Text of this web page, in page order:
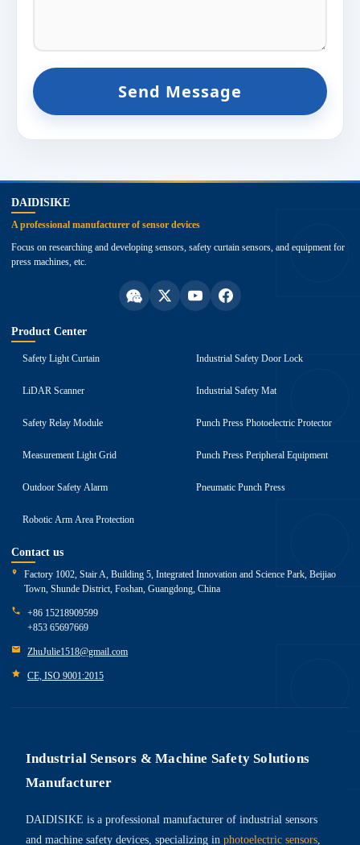
Send Message
DAIDISIKE
A professional manufacturer of sensor devices
Focus on researching and developing sensors, safety curtain sensors, and equipment for
press machines, etc.
Product Center
Safety Light Curtain
LiDAR Scanner
Safety Relay Module
Measurement Light Grid
Outdoor Safety Alarm
Robotic Arm Area Protection
Industrial Safety Door Lock
Industrial Safety Mat
Punch Press Photoelectric Protector
Punch Press Peripheral Equipment
Pneumatic Punch Press
Contact us
Factory 1002, Stair A, Building 5, Integrated Innovation and Science Park, Beijiao
Town, Shunde District, Foshan, Guangdong, China
+86 15218909599
+853 65697669
ZhuJulie1518@gmail.com
CE, ISO 9001:2015
Industrial Sensors & Machine Safety Solutions
Manufacturer
DAIDISIKE is a professional manufacturer of industrial sensors
and machine safety devices, specializing in photoelectric sensors,